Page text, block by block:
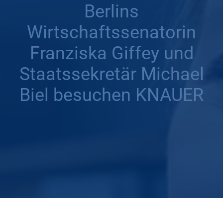
Berlins
Wirtschaftssenatorin
Franziska Giffey und
Staatssekretär Michael
Biel besuchen KNAUER